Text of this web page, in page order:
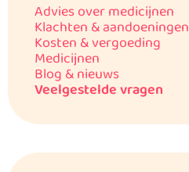
Advies over medicijnen
Klachten & aandoeningen
Kosten & vergoeding
Medicijnen
Blog & nieuws
Veelgestelde vragen